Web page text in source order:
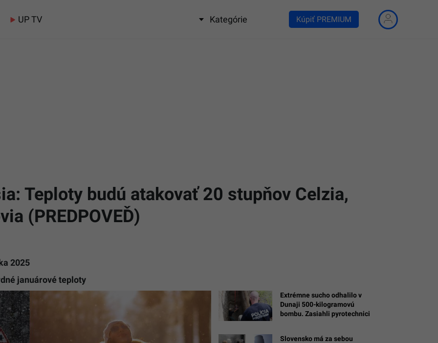
UP TV Kategórie Kúpiť PREMIUM
Teploty budú atakovať 20 stupňov Celzia,
(PREDPOVEĎ)
2025
januárové teploty
Extrémne sucho odhalilo v
Dunaji 500-kilogramovú
bombu. Zasiahli pyrotechnici
Slovensko má za sebou